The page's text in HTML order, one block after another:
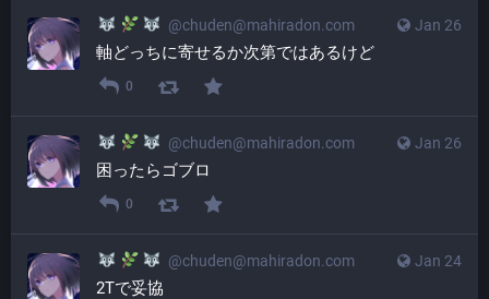
Jan 26
@chuden@mahiradon.com
軸どっちに寄せるか次第ではあるけど
0
Jan 26
@chuden@mahiradon.com
困ったらゴブロ
0
Jan 24
@chuden@mahiradon.com
2Tで妥協